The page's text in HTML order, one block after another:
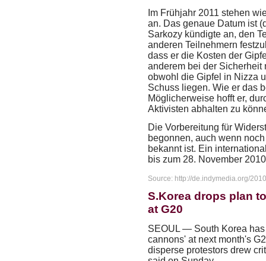
Im Frühjahr 2011 stehen
an. Das genaue Datum ist
Sarkozy kündigte an, den
anderen Teilnehmern
dass er die Kosten der
anderem bei der Sicherheit
obwohl die Gipfel in Nizza
Schuss liegen. Wie er das
Möglicherweise hofft er,
Aktivisten abhalten zu
Die Vorbereitung für
begonnen, auch wenn
bekannt ist. Ein
bis zum 28. November
Source: http://de.indymedia.org/
S.Korea drops plan
at G20
SEOUL — South Korea
cannons' at next month's
disperse protestors drew